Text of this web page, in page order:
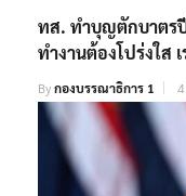
ทส. ทำบุญตักบาตรปี
ทำงานต้องโปร่งใส
Byกองบรรณาธิการ 1